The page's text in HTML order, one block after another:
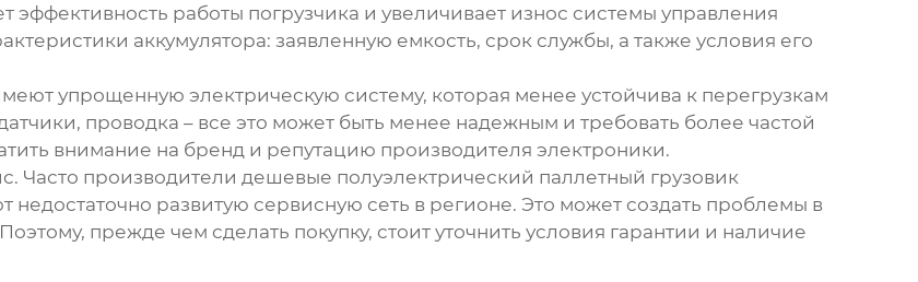
эффективность работы погрузчика и увеличивает износ системы управления
аккумулятора: заявленную емкость, срок службы, а также условия его
упрощенную электрическую систему, которая менее устойчива к перегрузкам
проводка – все это может быть менее надежным и требовать более частой
внимание на бренд и репутацию производителя электроники.
Часто производители дешевые полуэлектрический паллетный грузовик
развитую сервисную сеть в регионе. Это может создать проблемы в
прежде чем сделать покупку, стоит уточнить условия гарантии и наличие